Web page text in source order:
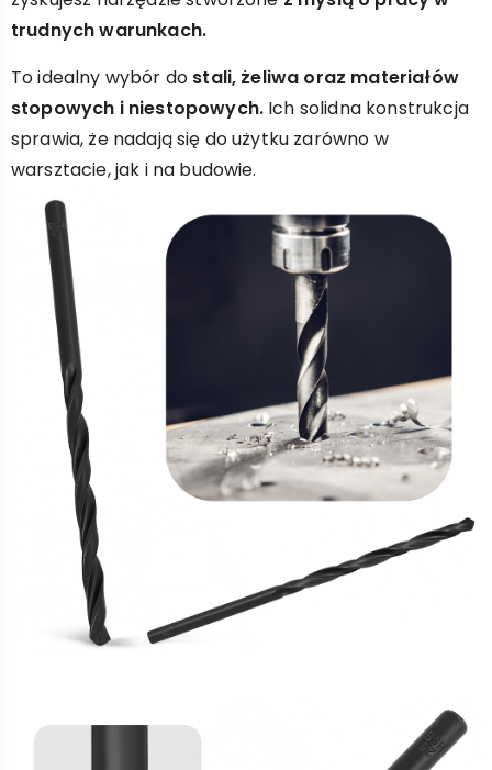
trudnych warunkach.
To idealny wybór do stali, żeliwa oraz materiałów
stopowych i niestopowych. Ich solidna konstrukcja
sprawia, że nadają się do użytku zarówno w
warsztacie, jak i na budowie.